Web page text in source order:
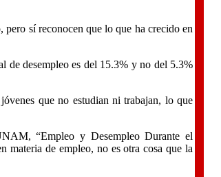
pero sí reconocen que lo que ha crecido en
de desempleo es del 15.3% y no del 5.3%
que no estudian ni trabajan, lo que
“Empleo y Desempleo Durante el
materia de empleo, no es otra cosa que la